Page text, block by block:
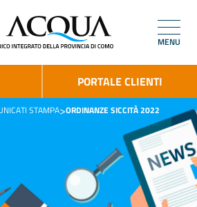
MENU
PORTALE CLIENTI
STAMPA>ORDINANZE SICCITÀ 2022